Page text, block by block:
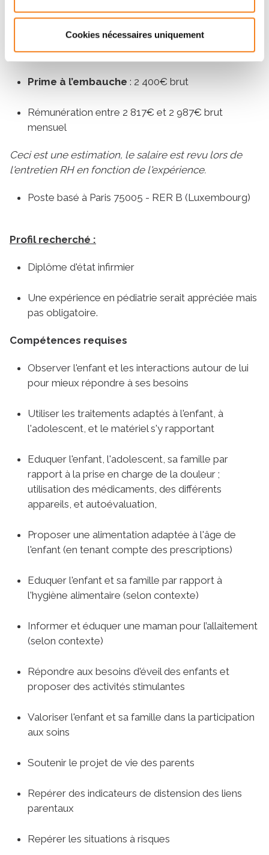
Cookies nécessaires uniquement
CE avantageux, remboursement des frais de
transport jusqu'à 70%, restaurant d'entreprise
Prime à l’embauche : 2 400€ brut
Rémunération entre 2 817€ et 2 987€ brut
mensuel
Ceci est une estimation, le salaire est revu lors de
l'entretien RH en fonction de l'expérience.
Poste basé à Paris 75005 - RER B (Luxembourg)
Profil recherché :
Diplôme d'état infirmier
Une expérience en pédiatrie serait appréciée mais
pas obligatoire.
Compétences requises
Observer l'enfant et les interactions autour de lui
pour mieux répondre à ses besoins
Utiliser les traitements adaptés à l'enfant, à
l'adolescent, et le matériel s'y rapportant
Eduquer l'enfant, l'adolescent, sa famille par
rapport à la prise en charge de la douleur ;
utilisation des médicaments, des différents
appareils, et autoévaluation,
Proposer une alimentation adaptée à l'âge de
l'enfant (en tenant compte des prescriptions)
Eduquer l'enfant et sa famille par rapport à
l'hygiène alimentaire (selon contexte)
Informer et éduquer une maman pour l’allaitement
(selon contexte)
Répondre aux besoins d'éveil des enfants et
proposer des activités stimulantes
Valoriser l'enfant et sa famille dans la participation
aux soins
Soutenir le projet de vie des parents
Repérer des indicateurs de distension des liens
parentaux
Repérer les situations à risques